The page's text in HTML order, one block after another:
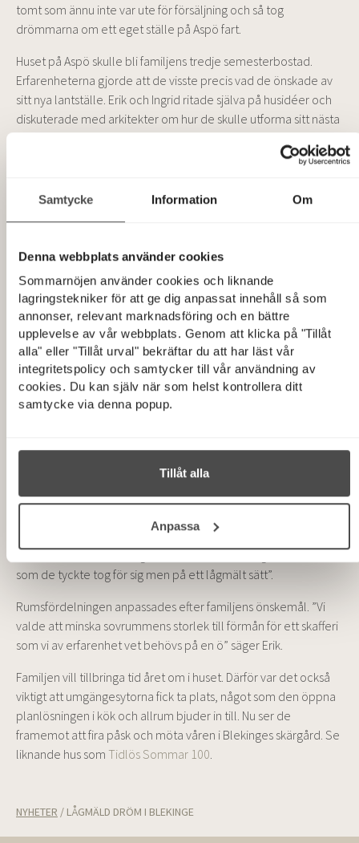
Samtycke Information Om
Denna webbplats använder cookies
Sommarnöjen använder cookies och liknande
lagringstekniker för att ge dig anpassat innehåll så som
annonser, relevant marknadsföring och en bättre
upplevelse av vår webbplats. Genom att klicka på "Tillåt
alla" eller "Tillåt urval" bekräftar du att har läst vår
integritetspolicy och samtycker till vår användning av
cookies. Du kan själv när som helst kontrollera ditt
samtycke via denna popup.
Tillåt alla
Anpassa
tomt som ännu inte var ute för försäljning och så tog
drömmarna om ett eget ställe på Aspö fart.
Huset på Aspö skulle bli familjens tredje semesterbostad.
Erfarenheterna gjorde att de visste precis vad de önskade av
sitt nya lantställe. Erik och Ingrid ritade själva på husidéer och
diskuterade med arkitekter om hur de skulle utforma sitt nästa
Erik och Ingrid hade tidigare funderat på Sommarnöjen och när
allt på plats.
behövde aldrig diskutera materialval för Sommarnöjen hade
redan gjort så bra val. Vi hade räknat på ett hus i lösvirke men
då vi till vardags bor 60 mil bort och har jobb som tar mycket
tid i anspråk så kändes ett nyckelfärdigt hus som det bästa
alternativet” säger Erik. ”Från ingenting till färdigt hus – det var
fantastiskt” fyller Ingrid i.
Tomten är långsmal och detaljplanen innehåller
begränsningar såsom att huset måste vara i ett plan och
förskjutna planlösningen Äng passar både platsen och
”Husmodellen är inte bara estetiskt tilltalande utan
tomten ligger vid havet” berättar Ingrid. ”Kommunen var
fantastiskt bra att ha att göra med och även de gillade huset
som de tyckte tog för sig men på ett lågmält sätt”.
Rumsfördelningen anpassades efter familjens önskemål. ”Vi
valde att minska sovrummens storlek till förmån för ett skafferi
som vi av erfarenhet vet behövs på en ö” säger Erik.
Familjen vill tillbringa tid året om i huset. Därför var det också
viktigt att umgängesytorna fick ta plats, något som den öppna
planlösningen i kök och allrum bjuder in till. Nu ser de
framemot att fira påsk och möta våren i Blekinges skärgård. Se
liknande hus som Tidlös Sommar 100.
NYHETER / LÅGMÄLD DRÖM I BLEKINGE